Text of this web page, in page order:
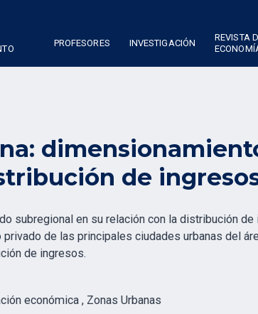
PROFESORES INVESTIGACIÓN
REVISTA
de
subregional en su relación con la distribución
de las principales ciudades urbanas del
de ingresos.
económica , Zonas Urbanas